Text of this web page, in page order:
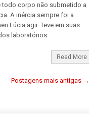
todo corpo não submetido a
A inércia sempre foi a
Lúcia agir. Teve em suas
laboratórios
Read More
Postagens mais antigas →